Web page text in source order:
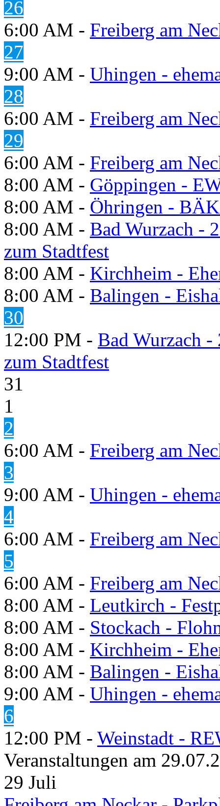
26
6:00 AM - Freiberg am
27
9:00 AM - Uhingen -
28
6:00 AM - Freiberg am
29
6:00 AM - Freiberg am
8:00 AM - Göppingen -
8:00 AM - Öhringen -
8:00 AM - Bad Wurzach -
zum Stadtfest
8:00 AM - Kirchheim -
8:00 AM - Balingen -
30
12:00 PM - Bad Wurzach
zum Stadtfest
31
1
2
6:00 AM - Freiberg am
3
9:00 AM - Uhingen -
4
6:00 AM - Freiberg am
5
6:00 AM - Freiberg am
8:00 AM - Leutkirch -
8:00 AM - Stockach -
8:00 AM - Kirchheim -
8:00 AM - Balingen -
9:00 AM - Uhingen -
6
12:00 PM - Weinstadt -
Veranstaltungen am
29 Juli